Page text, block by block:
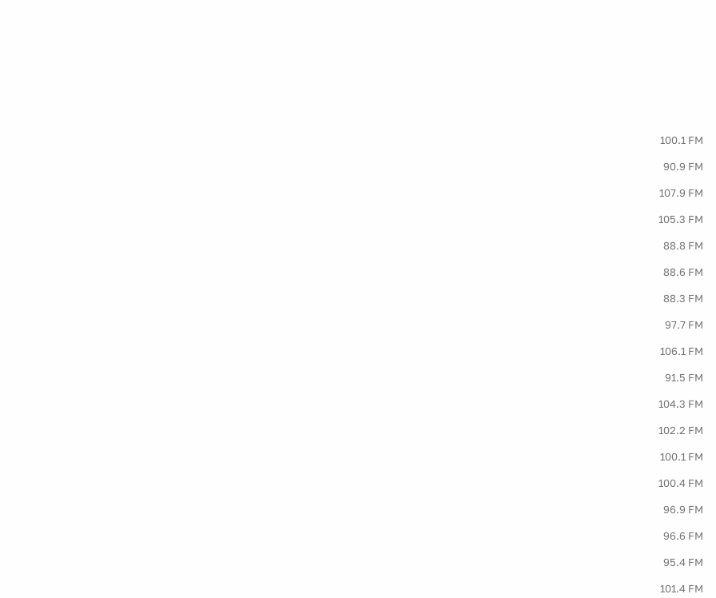
100.1 FM
90.9 FM
107.9 FM
105.3 FM
88.8 FM
88.6 FM
88.3 FM
97.7 FM
106.1 FM
91.5 FM
104.3 FM
102.2 FM
100.1 FM
100.4 FM
96.9 FM
96.6 FM
95.4 FM
101.4 FM